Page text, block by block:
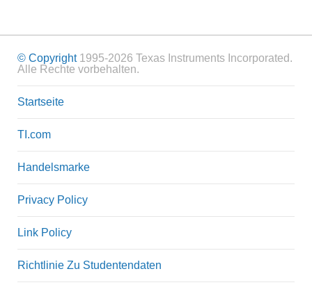
© Copyright1995-2026 Texas Instruments Incorporated.
Alle Rechte vorbehalten.
Startseite
TI.com
Handelsmarke
Privacy Policy
Link Policy
Richtlinie Zu Studentendaten